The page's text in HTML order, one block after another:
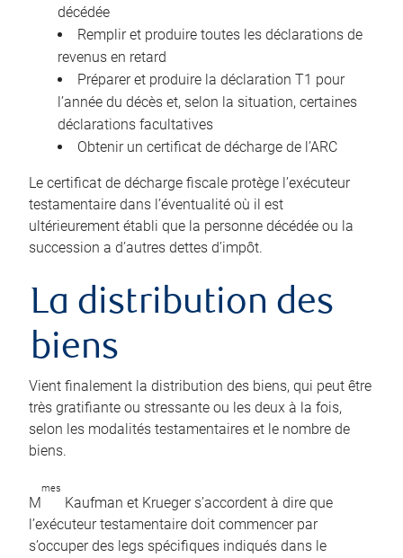
décédée
Remplir et produire toutes les déclarations de
revenus en retard
Préparer et produire la déclaration T1 pour
l’année du décès et, selon la situation, certaines
déclarations facultatives
Obtenir un certificat de décharge de l’ARC
Le certificat de décharge fiscale protège l’exécuteur
testamentaire dans l’éventualité où il est
ultérieurement établi que la personne décédée ou la
succession a d’autres dettes d’impôt.
La distribution des
biens
Vient finalement la distribution des biens, qui peut être
très gratifiante ou stressante ou les deux à la fois,
selon les modalités testamentaires et le nombre de
biens.
M
mes
Kaufman et Krueger s’accordent à dire que
l’exécuteur testamentaire doit commencer par
s’occuper des legs spécifiques indiqués dans le